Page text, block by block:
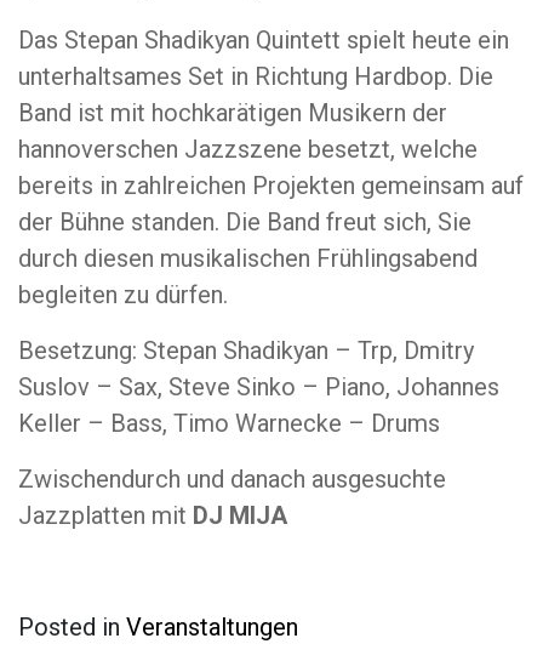
Das Stepan Shadikyan Quintett spielt heute ein
unterhaltsames Set in Richtung Hardbop. Die
Band ist mit hochkarätigen Musikern der
hannoverschen Jazzszene besetzt, welche
bereits in zahlreichen Projekten gemeinsam auf
der Bühne standen. Die Band freut sich, Sie
durch diesen musikalischen Frühlingsabend
begleiten zu dürfen.
Besetzung: Stepan Shadikyan – Trp, Dmitry
Suslov – Sax, Steve Sinko – Piano, Johannes
Keller – Bass, Timo Warnecke – Drums
Zwischendurch und danach ausgesuchte
Jazzplatten mit DJ MIJA
Posted in Veranstaltungen